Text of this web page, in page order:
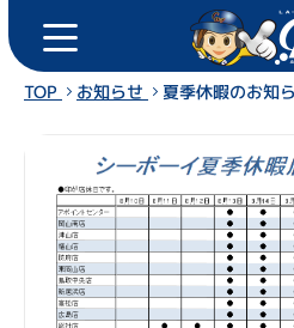
ト
ッ
プ
ー
ジ
ク
ル
TOP お知らせ 夏季休暇のお知